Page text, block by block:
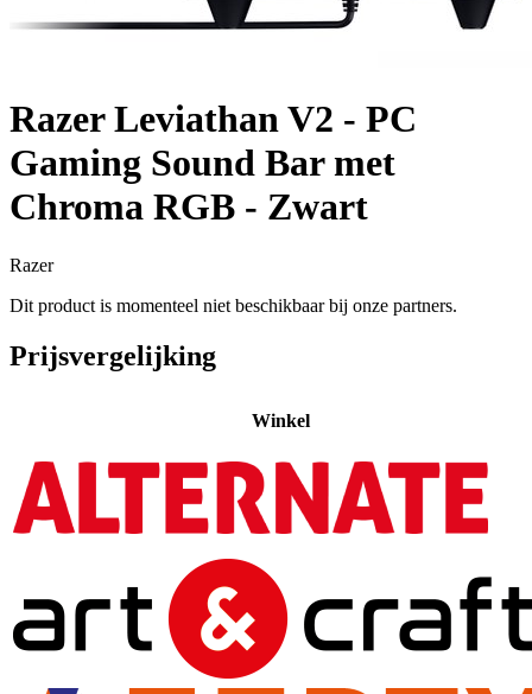
Razer Leviathan V2 - PC
Gaming Sound Bar met
Chroma RGB - Zwart
Razer
Dit product is momenteel niet beschikbaar bij onze partners.
Prijsvergelijking
Winkel